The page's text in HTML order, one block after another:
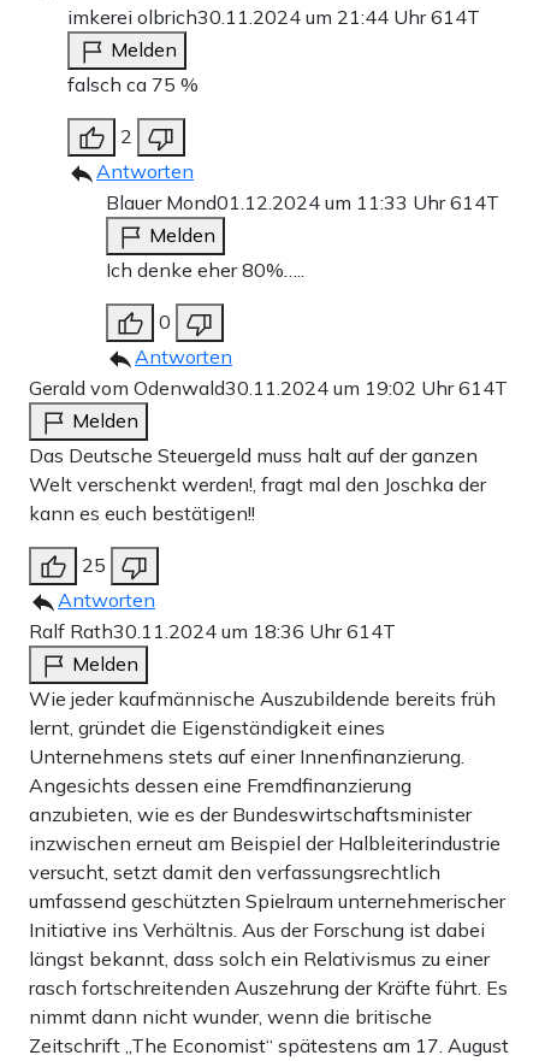
imkerei olbrich30.11.2024 um 21:44 Uhr614T
Melden
falsch ca 75 %
2
Antworten
Blauer Mond01.12.2024 um 11:33 Uhr614T
Melden
Ich denke eher 80%…..
0
Antworten
Gerald vom Odenwald30.11.2024 um 19:02 Uhr614T
Melden
Das Deutsche Steuergeld muss halt auf der ganzen
Welt verschenkt werden!, fragt mal den Joschka der
kann es euch bestätigen!!
25
Antworten
Ralf Rath30.11.2024 um 18:36 Uhr614T
Melden
Wie jeder kaufmännische Auszubildende bereits früh
lernt, gründet die Eigenständigkeit eines
Unternehmens stets auf einer Innenfinanzierung.
Angesichts dessen eine Fremdfinanzierung
anzubieten, wie es der Bundeswirtschaftsminister
inzwischen erneut am Beispiel der Halbleiterindustrie
versucht, setzt damit den verfassungsrechtlich
umfassend geschützten Spielraum unternehmerischer
Initiative ins Verhältnis. Aus der Forschung ist dabei
längst bekannt, dass solch ein Relativismus zu einer
rasch fortschreitenden Auszehrung der Kräfte führt. Es
nimmt dann nicht wunder, wenn die britische
Zeitschrift „The Economist“ spätestens am 17. August